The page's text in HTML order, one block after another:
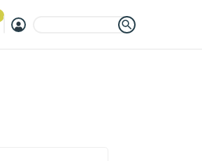
Search Button